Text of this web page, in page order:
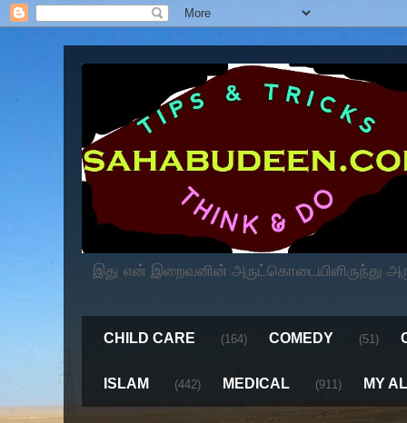
இது என் இறைவனின் அருட்கொடையிளிருந்து
CHILD CARE (164) COMEDY (51)
ISLAM (442) MEDICAL (911) MY